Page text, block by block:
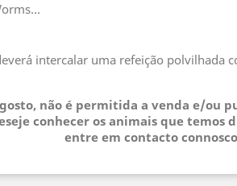
intercalar uma refeição polvilhada
não é permitida a venda e/
conhecer os animais que temos
entre em contacto